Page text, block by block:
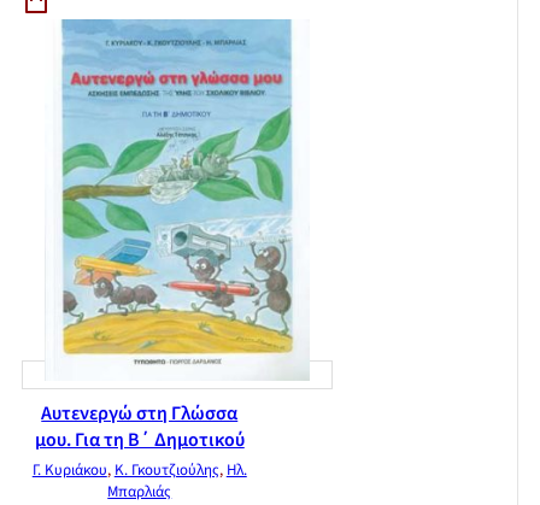
Αυτενεργώ στη Γλώσσα
μου. Για τη Β΄ Δημοτικού
Γ. Κυριάκου, Κ. Γκουτζιούλης, Ηλ.
Μπαρλιάς